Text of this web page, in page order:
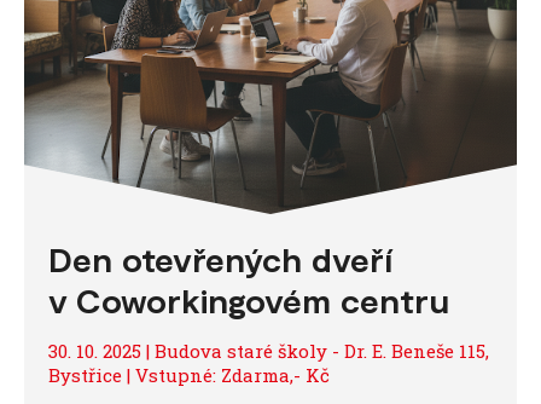
Den otevřených dveří
v Coworkingovém centru
30. 10. 2025 | Budova staré školy - Dr. E. Beneše 115,
Bystřice | Vstupné: Zdarma,- Kč